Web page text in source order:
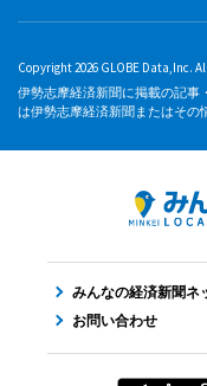
Copyright 2026 GLOBE Data,Inc.
伊勢志摩経済新聞に掲載の記事
は伊勢志摩経済新聞またはその
みんなの経済新聞ネ
お問い合わせ